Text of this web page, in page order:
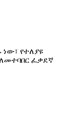
የተለያዩ
ፈቃደኛ